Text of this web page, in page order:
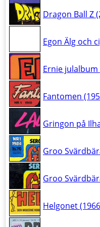
Dragon Ball Z
Egon Älg och
Ernie julalbum
Fantomen
Gringon på
Groo
Groo
Helgonet